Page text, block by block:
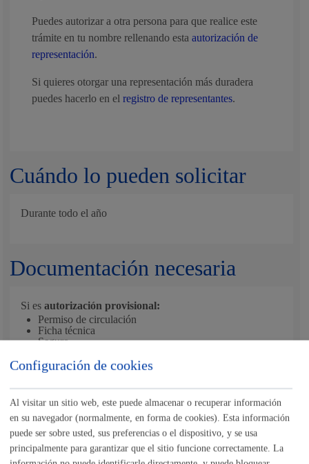
Puedes autorizar a otra persona para que realice este
trámite en tu nombre rellenando estaautorización de
representación.
Si quieres otorgar una representación más duradera
puedes hacerlo en elregistro de representantes.
Cuándo lo pueden solicitar
Durante todo el año
Documentación necesaria
Si es autorización provisional:
Permiso de circulación
Ficha técnica
Seguro
Boletín control Metrológico (Taxímetro).
Boletín de identificación taxímetro.
Tarjeta de Transporte.
Libro de reclamaciones con 2 páginas.
Libro de hoja de ruta (1ª y 2ª página).
Configuración de cookies
Al visitar un sitio web, este puede almacenar o recuperar información
en su navegador (normalmente, en forma de cookies). Esta información
puede ser sobre usted, sus preferencias o el dispositivo, y se usa
principalmente para garantizar que el sitio funcione correctamente. La